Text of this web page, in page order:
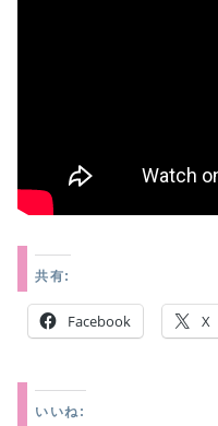
共有:
Facebook X
いいね: